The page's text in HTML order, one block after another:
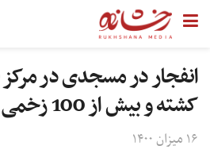
کشته و بیش از 100 زخمی بر جای گذاشت
۱۶ میزان ۱۴۰۰